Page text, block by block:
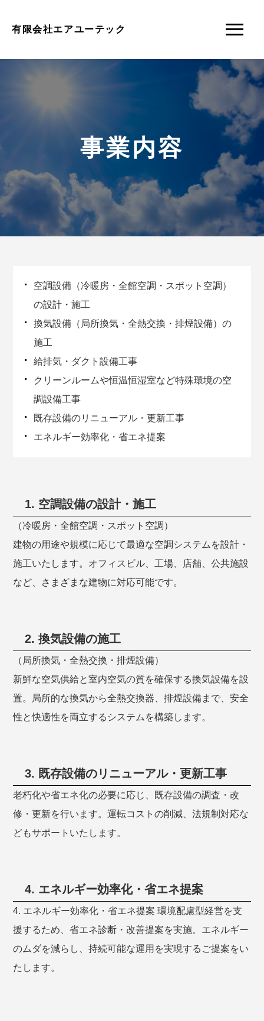
有限会社エアユーテック
事業内容
空調設備（冷暖房・全館空調・スポット空調）
の設計・施工
換気設備（局所換気・全熱交換・排煙設備）の
施工
給排気・ダクト設備工事
クリーンルームや恒温恒湿室など特殊環境の空
調設備工事
既存設備のリニューアル・更新工事
エネルギー効率化・省エネ提案
1. 空調設備の設計・施工
（冷暖房・全館空調・スポット空調）
建物の用途や規模に応じて最適な空調システムを設計・
施工いたします。オフィスビル、工場、店舗、公共施設
など、さまざまな建物に対応可能です。
2. 換気設備の施工
（局所換気・全熱交換・排煙設備）
新鮮な空気供給と室内空気の質を確保する換気設備を設
置。局所的な換気から全熱交換器、排煙設備まで、安全
性と快適性を両立するシステムを構築します。
3. 既存設備のリニューアル・更新工事
老朽化や省エネ化の必要に応じ、既存設備の調査・改
修・更新を行います。運転コストの削減、法規制対応な
どもサポートいたします。
4. エネルギー効率化・省エネ提案
4. エネルギー効率化・省エネ提案 環境配慮型経営を支
援するため、省エネ診断・改善提案を実施。エネルギー
のムダを減らし、持続可能な運用を実現するご提案をい
たします。